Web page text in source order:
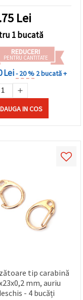
Lei
1 bucată
REDUCERI
PENTRU CANTITATE
Lei- 20 % 2 bucată +
IN COS
tip carabină
mm, auriu
- 4 bucăți